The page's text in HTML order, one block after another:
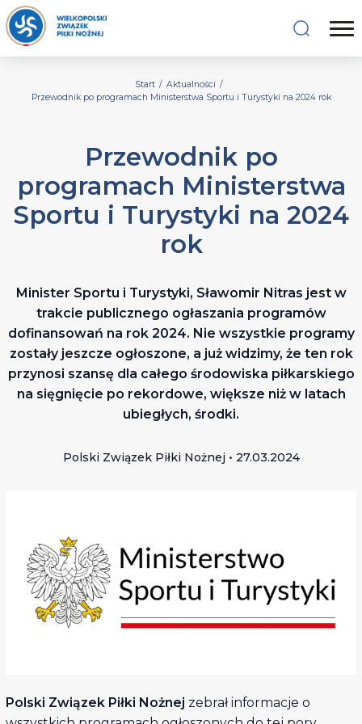
Start / Aktualności /
Przewodnik po programach Ministerstwa Sportu i Turystyki na 2024 rok
Przewodnik po
programach Ministerstwa
Sportu i Turystyki na 2024
rok
Minister Sportu i Turystyki, Sławomir Nitras jest w
trakcie publicznego ogłaszania programów
dofinansowań na rok 2024. Nie wszystkie programy
zostały jeszcze ogłoszone, a już widzimy, że ten rok
przynosi szansę dla całego środowiska piłkarskiego
na sięgnięcie po rekordowe, większe niż w latach
ubiegłych, środki.
Polski Związek Piłki Nożnej • 27.03.2024
Polski Związek Piłki Nożnej zebrał informacje o